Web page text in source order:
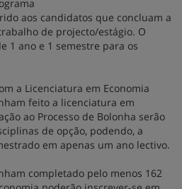
aos candidatos que concluam a
de projecto/estágio. O
1 ano e 1 semestre para os
a Licenciatura em Economia
feito a licenciatura em
ao Processo de Bolonha serão
de opção, podendo, a
em apenas um ano lectivo.
completado pelo menos 162